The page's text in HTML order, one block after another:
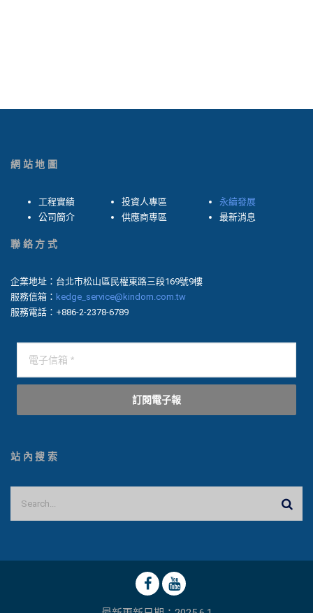
網站地圖
工程實績
公司簡介
投資人專區
供應商專區
永續發展
最新消息
聯絡方式
企業地址：台北市松山區民權東路三段169號9樓
服務信箱： kedge_service@kindom.com.tw
服務電話：+886-2-2378-6789
訂閱電子報
站內搜索